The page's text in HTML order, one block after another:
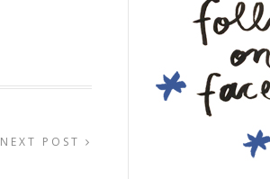
NEXT POST